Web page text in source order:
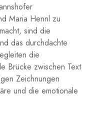
Maria Hennl zu
sind die
das durchdachte‌
die
Brücke zwischen Text
Zeichnungen
und ‌die emotionale